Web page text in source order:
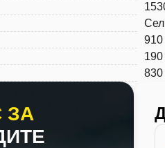
190
ЗА